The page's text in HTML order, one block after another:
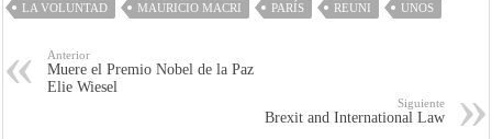
LA VOLUNTAD
MAURICIO MACRI PARÍS REUNI UNOS
Anterior
Muere el Premio Nobel de la Paz
Elie Wiesel
Siguiente
Brexit and International Law